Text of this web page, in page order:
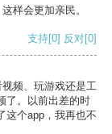
样会更加亲民。
支持[0] 反对[0]
频、玩游戏还是工
了。以前出差的时
这个app，我再也不